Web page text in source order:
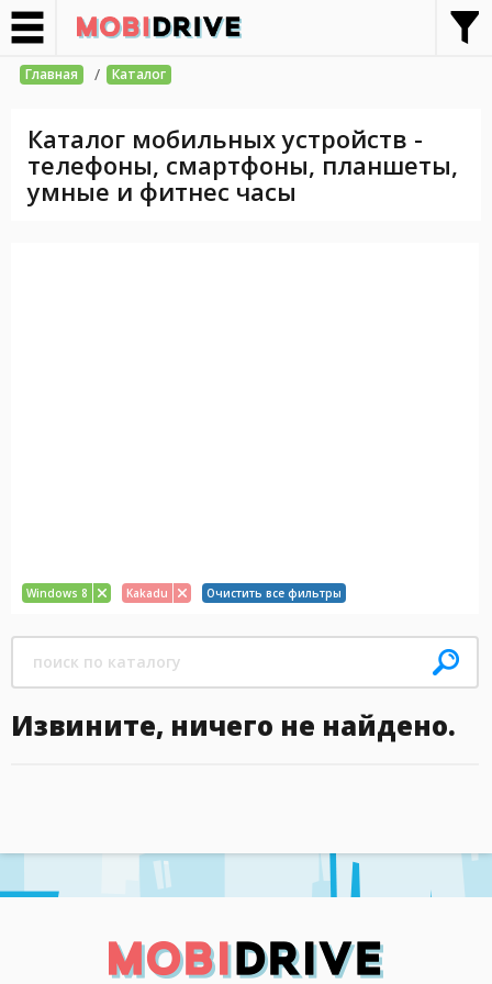
Главная / Каталог
Каталог мобильных устройств -
телефоны, смартфоны, планшеты,
умные и фитнес часы
Windows 8 Kakadu Очистить все фильтры
Извините, ничего не найдено.